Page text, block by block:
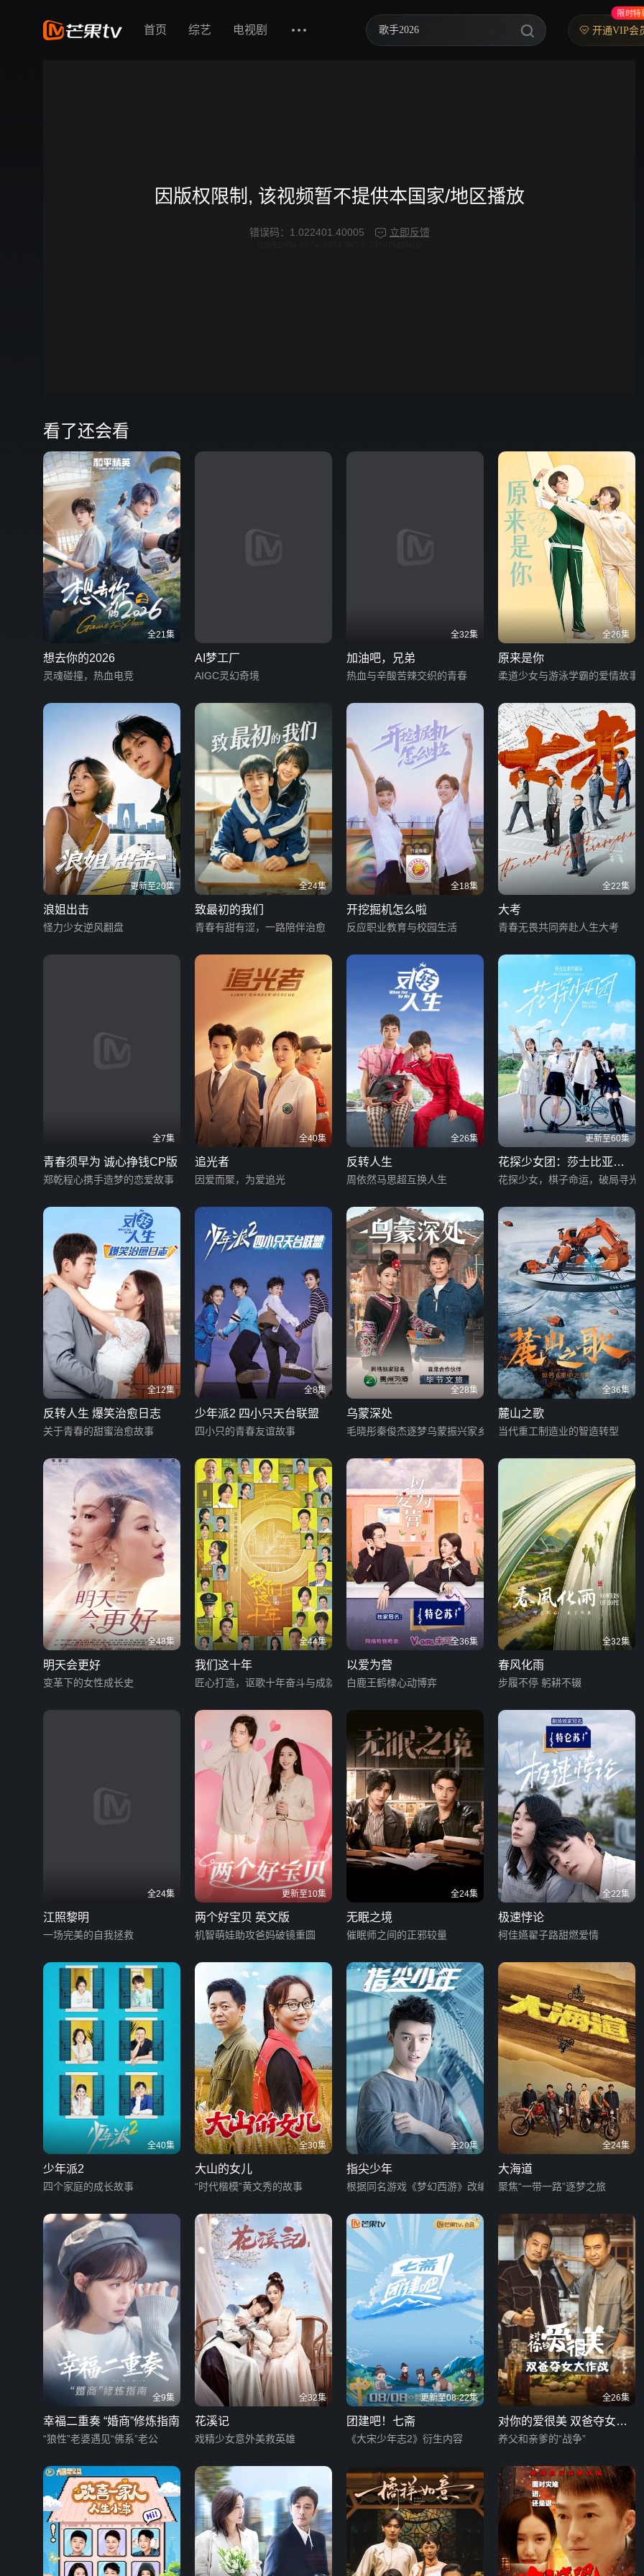
首页 综艺 电视剧 歌手2026
忙忙碌碌寻宝藏2
开通VIP会
限时特
因版权限制, 该视频暂不提供本国家/地区播放
错误码： 1.022401.40005 立即反馈
看了还会看
全21集
想去你的2026
灵魂碰撞，热血电竞
AI梦工厂
AIGC灵幻奇境
全32集
加油吧，兄弟
热血与辛酸苦辣交织的青春
全26集
原来是你
柔道少女与游泳学霸的爱情故事
更新至20集
浪姐出击
怪力少女逆风翻盘
全24集
致最初的我们
青春有甜有涩，一路陪伴治愈
全18集
开挖掘机怎么啦
反应职业教育与校园生活
全22集
大考
青春无畏共同奔赴人生大考
全7集
青春须早为 诚心挣钱CP版
郑乾程心携手造梦的恋爱故事
全40集
追光者
因爱而聚，为爱追光
全26集
反转人生
周依然马思超互换人生
更新至60集
花探少女团：莎士比亚的
谜局
花探少女，棋子命运，破局寻光
全12集
反转人生 爆笑治愈日志
关于青春的甜蜜治愈故事
全8集
少年派2 四小只天台联盟
四小只的青春友谊故事
全28集
乌蒙深处
毛晓彤秦俊杰逐梦乌蒙振兴家乡
全36集
麓山之歌
当代重工制造业的智造转型
全48集
明天会更好
变革下的女性成长史
全44集
我们这十年
匠心打造，讴歌十年奋斗与成就
全36集
以爱为营
白鹿王鹤棣心动博弈
全32集
春风化雨
步履不停 躬耕不辍
全24集
江照黎明
一场完美的自我拯救
更新至10集
两个好宝贝 英文版
机智萌娃助攻爸妈破镜重圆
全24集
无眠之境
催眠师之间的正邪较量
全22集
极速悖论
柯佳嬿翟子路甜燃爱情
全40集
少年派2
四个家庭的成长故事
全30集
大山的女儿
“时代楷模”黄文秀的故事
全20集
指尖少年
根据同名游戏《梦幻西游》改编
全24集
大海道
聚焦“一带一路”逐梦之旅
全9集
幸福二重奏 “婚商”修炼指南
“狼性”老婆遇见“佛系”老公
全32集
花溪记
戏精少女意外美救英雄
更新至08-22集
团建吧！七斋
《大宋少年志2》衍生内容
全26集
对你的爱很美 双爸夺女大
作战
养父和亲爹的“战争”